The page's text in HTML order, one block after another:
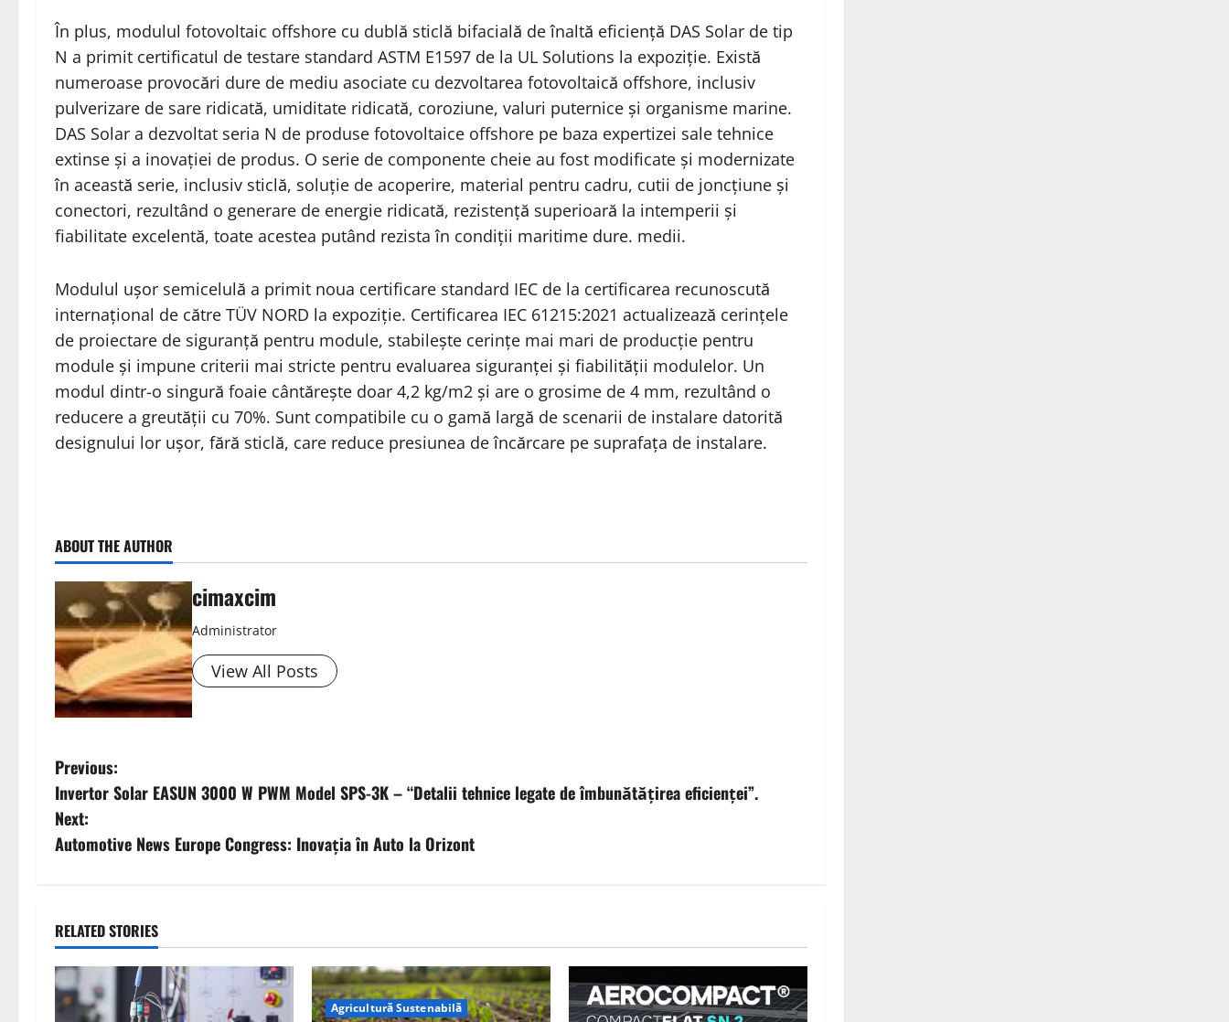
În plus, modulul fotovoltaic offshore cu dublă sticlă bifacială de înaltă eficiență DAS Solar de tip
N a primit certificatul de testare standard ASTM E1597 de la UL Solutions la expoziție. Există
numeroase provocări dure de mediu asociate cu dezvoltarea fotovoltaică offshore, inclusiv
pulverizare de sare ridicată, umiditate ridicată, coroziune, valuri puternice și organisme marine.
DAS Solar a dezvoltat seria N de produse fotovoltaice offshore pe baza expertizei sale tehnice
extinse și a inovației de produs. O serie de componente cheie au fost modificate și modernizate
în această serie, inclusiv sticlă, soluție de acoperire, material pentru cadru, cutii de joncțiune și
conectori, rezultând o generare de energie ridicată, rezistență superioară la intemperii și
fiabilitate excelentă, toate acestea putând rezista în condiții maritime dure. medii.
Modulul ușor semicelulă a primit noua certificare standard IEC de la certificarea recunoscută
internațional de către TÜV NORD la expoziție. Certificarea IEC 61215:2021 actualizează cerințele
de proiectare de siguranță pentru module, stabilește cerințe mai mari de producție pentru
module și impune criterii mai stricte pentru evaluarea siguranței și fiabilității modulelor. Un
modul dintr-o singură foaie cântărește doar 4,2 kg/m2 și are o grosime de 4 mm, rezultând o
reducere a greutății cu 70%. Sunt compatibile cu o gamă largă de scenarii de instalare datorită
designului lor ușor, fără sticlă, care reduce presiunea de încărcare pe suprafața de instalare.
ABOUT THE AUTHOR
cimaxcim
Administrator
View All Posts
P
o
s
n
a
v
Previous:
Invertor Solar EASUN 3000 W PWM Model SPS-3K – “Detalii tehnice legate de îmbunătățirea eficienței”.
Next:
Automotive News Europe Congress: Inovația în Auto la Orizont
RELATED STORIES
Agricultură Sustenabilă